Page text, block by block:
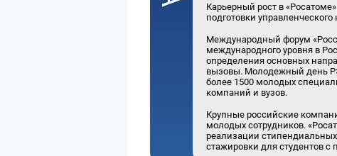
Карьерный рост в
подготовки
Международный форум
международного уровня в
определения основных
вызовы. Молодежный день
более 1500 молодых
компаний и вузов.
Крупные российские
молодых сотрудников.
реализации
стажировки для студентов